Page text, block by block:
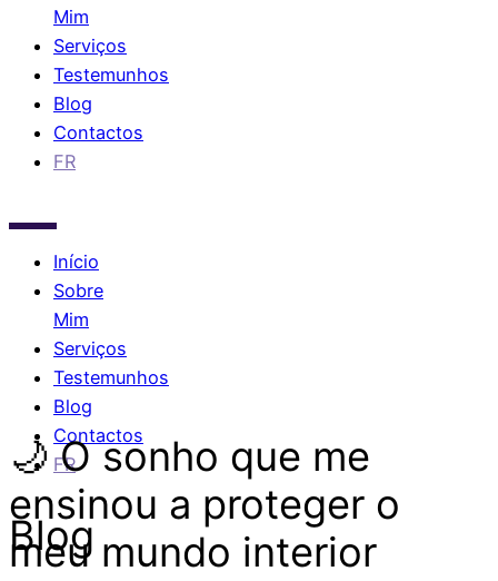
Mim
Serviços
Testemunhos
Blog
Contactos
FR
Início
Sobre
Mim
Serviços
Testemunhos
Blog
Contactos
FR
Blog
🌙 O sonho que me
ensinou a proteger o
meu mundo interior